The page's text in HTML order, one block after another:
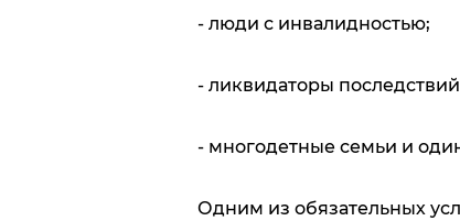
- люди с инвалидностью;
- ликвидаторы
- многодетные семьи и
Одним из обязательных